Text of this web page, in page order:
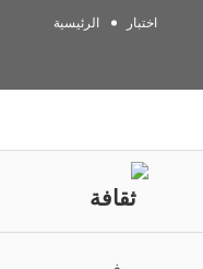
الرئيسية اختبار
ثقافة